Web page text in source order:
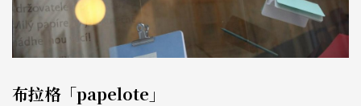
布拉格「papelote」